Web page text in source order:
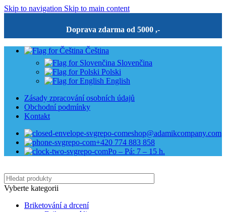
Skip to navigation Skip to main content
Doprava zdarma od 5000 ,-
Čeština
Slovenčina
Polski
English
Zásady zpracování osobních údajů
Obchodní podmínky
Kontakt
eshop@adamikcompany.com
+420 774 883 858
Po – Pá: 7 – 15 h.
Vyberte kategorii
Briketování a drcení